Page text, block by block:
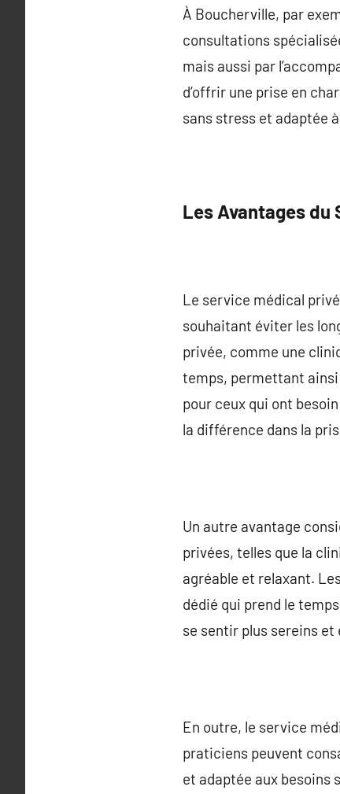
À Boucherville, par
consultations
mais aussi par
d’offrir une prise en
sans stress et adaptée
Les Avantages du
Le service médical
souhaitant éviter les
privée, comme une
temps, permettant
pour ceux qui ont
la différence dans la
Un autre avantage
privées, telles que la
agréable et relaxant.
dédié qui prend le
se sentir plus sereins
En outre, le service
praticiens peuvent
et adaptée aux besoins